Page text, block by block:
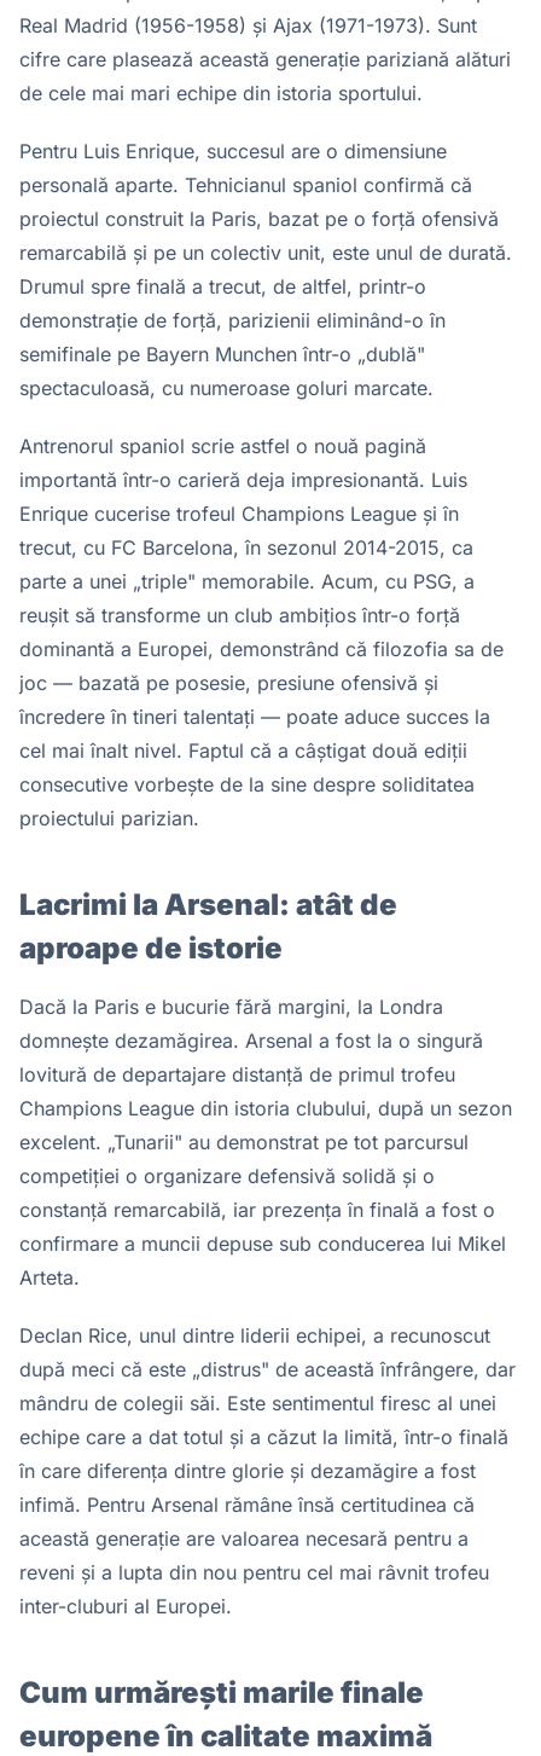
Real Madrid (1956-1958) și Ajax (1971-1973). Sunt
cifre care plasează această generație pariziană alături
de cele mai mari echipe din istoria sportului.
Pentru Luis Enrique, succesul are o dimensiune
personală aparte. Tehnicianul spaniol confirmă că
proiectul construit la Paris, bazat pe o forță ofensivă
remarcabilă și pe un colectiv unit, este unul de durată.
Drumul spre finală a trecut, de altfel, printr-o
demonstrație de forță, parizienii eliminând-o în
semifinale pe Bayern Munchen într-o „dublă"
spectaculoasă, cu numeroase goluri marcate.
Antrenorul spaniol scrie astfel o nouă pagină
importantă într-o carieră deja impresionantă. Luis
Enrique cucerise trofeul Champions League și în
trecut, cu FC Barcelona, în sezonul 2014-2015, ca
parte a unei „triple" memorabile. Acum, cu PSG, a
reușit să transforme un club ambițios într-o forță
dominantă a Europei, demonstrând că filozofia sa de
joc — bazată pe posesie, presiune ofensivă și
încredere în tineri talentați — poate aduce succes la
cel mai înalt nivel. Faptul că a câștigat două ediții
consecutive vorbește de la sine despre soliditatea
proiectului parizian.
Lacrimi la Arsenal: atât de
aproape de istorie
Dacă la Paris e bucurie fără margini, la Londra
domnește dezamăgirea. Arsenal a fost la o singură
lovitură de departajare distanță de primul trofeu
Champions League din istoria clubului, după un sezon
excelent. „Tunarii" au demonstrat pe tot parcursul
competiției o organizare defensivă solidă și o
constanță remarcabilă, iar prezența în finală a fost o
confirmare a muncii depuse sub conducerea lui Mikel
Arteta.
Declan Rice, unul dintre liderii echipei, a recunoscut
după meci că este „distrus" de această înfrângere, dar
mândru de colegii săi. Este sentimentul firesc al unei
echipe care a dat totul și a căzut la limită, într-o finală
în care diferența dintre glorie și dezamăgire a fost
infimă. Pentru Arsenal rămâne însă certitudinea că
această generație are valoarea necesară pentru a
reveni și a lupta din nou pentru cel mai râvnit trofeu
inter-cluburi al Europei.
Cum urmărești marile finale
europene în calitate maximă